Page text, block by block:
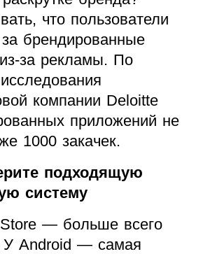
что пользователи
брендированные
за рекламы. По
компании Deloitte
приложений не
1000 закачек.
подходящую
систему
— больше всего
У Android — самая